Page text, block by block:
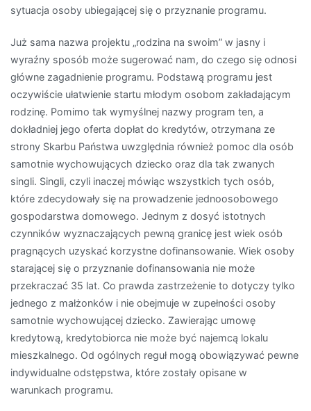
sytuacja osoby ubiegającej się o przyznanie programu.
Już sama nazwa projektu „rodzina na swoim” w jasny i
wyraźny sposób może sugerować nam, do czego się odnosi
główne zagadnienie programu. Podstawą programu jest
oczywiście ułatwienie startu młodym osobom zakładającym
rodzinę. Pomimo tak wymyślnej nazwy program ten, a
dokładniej jego oferta dopłat do kredytów, otrzymana ze
strony Skarbu Państwa uwzględnia również pomoc dla osób
samotnie wychowujących dziecko oraz dla tak zwanych
singli. Singli, czyli inaczej mówiąc wszystkich tych osób,
które zdecydowały się na prowadzenie jednoosobowego
gospodarstwa domowego. Jednym z dosyć istotnych
czynników wyznaczających pewną granicę jest wiek osób
pragnących uzyskać korzystne dofinansowanie. Wiek osoby
starającej się o przyznanie dofinansowania nie może
przekraczać 35 lat. Co prawda zastrzeżenie to dotyczy tylko
jednego z małżonków i nie obejmuje w zupełności osoby
samotnie wychowującej dziecko. Zawierając umowę
kredytową, kredytobiorca nie może być najemcą lokalu
mieszkalnego. Od ogólnych reguł mogą obowiązywać pewne
indywidualne odstępstwa, które zostały opisane w
warunkach programu.